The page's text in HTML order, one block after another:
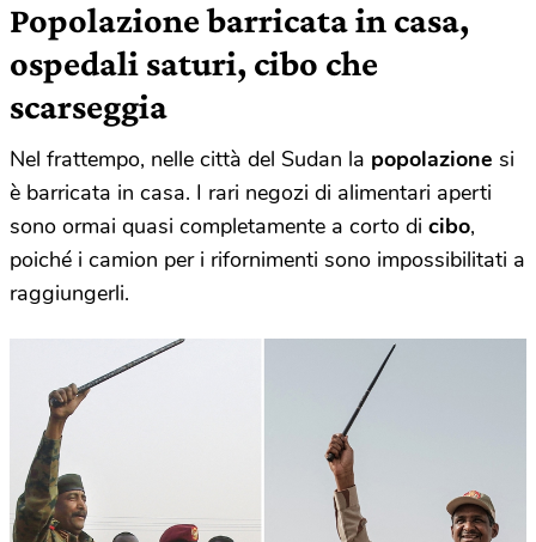
Popolazione barricata in casa,
ospedali saturi, cibo che
scarseggia
Nel frattempo, nelle città del Sudan la popolazione si
è barricata in casa. I rari negozi di alimentari aperti
sono ormai quasi completamente a corto di cibo,
poiché i camion per i rifornimenti sono impossibilitati a
raggiungerli.